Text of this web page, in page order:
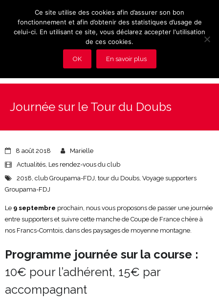
Vidéos
Journée sur le Tour du Doubs
8 août 2018
Marielle
Actualités, Les rendez-vous du club
2018, club Groupama-FDJ, tour du Doubs, Voyage supporters
Groupama-FDJ
Le 9 septembre prochain, nous vous proposons de passer une journée
entre supporters et suivre cette manche de Coupe de France chère à
nos Francs-Comtois, dans des paysages de moyenne montagne.
Programme journée sur la course :
10€ pour l’adhérent, 15€ par
accompagnant
Ce site utilise des cookies afin d’assurer son bon
fonctionnement et afin d’obtenir des statistiques d’usage de
celui-ci. En utilisant ce site, vous déclarez accepter l'utilisation
de ces cookies.
OK En savoir plus